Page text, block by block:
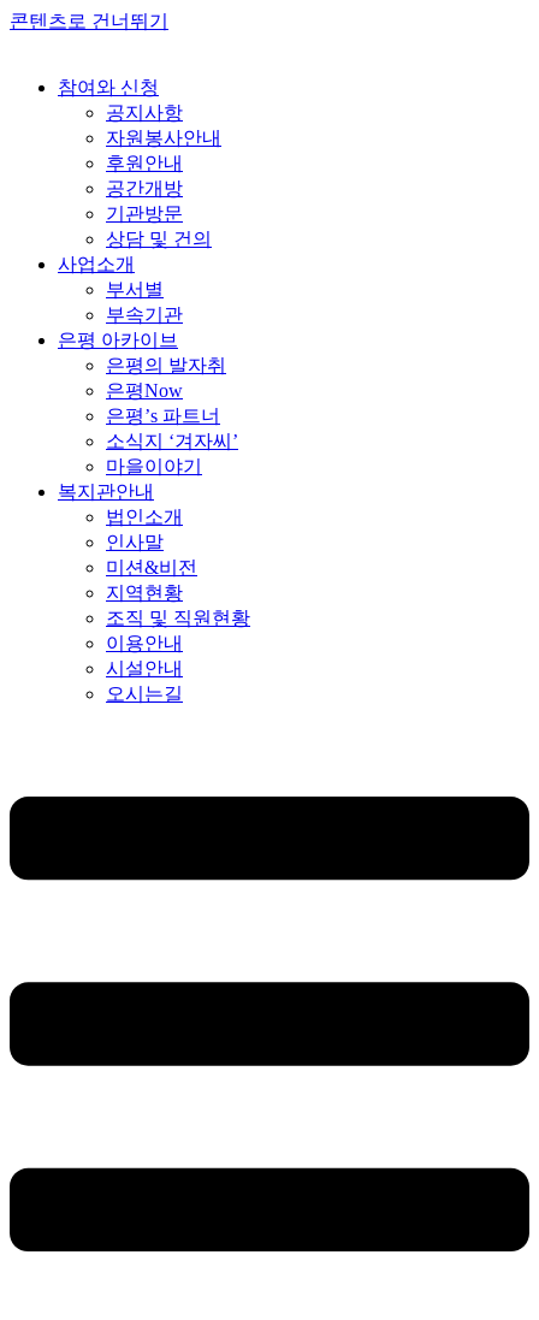
콘텐츠로 건너뛰기
참여와 신청
공지사항
자원봉사안내
후원안내
공간개방
기관방문
상담 및 건의
사업소개
부서별
부속기관
은평 아카이브
은평의 발자취
은평Now
은평’s 파트너
소식지 ‘겨자씨’
마을이야기
복지관안내
법인소개
인사말
미션&비전
지역현황
조직 및 직원현황
이용안내
시설안내
오시는길